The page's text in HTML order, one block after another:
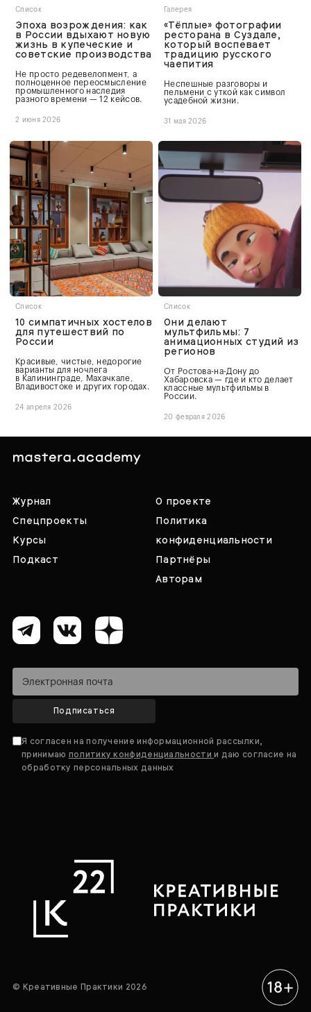
Список
Эпоха возрождения: как
в России вдыхают новую
жизнь в купеческие и
советские производства
Не просто редевелопмент, а
полноценное переосмысление
промышленного наследия
разного времени — 12 кейсов.
2 июня 2026
Галерея
«Тёплые» фотографии
ресторана в Суздале,
который воспевает
традицию русского
чаепития
Неспешные разговоры и
пельмени с уткой как символ
усадебной жизни.
31 мая 2026
Список
10 симпатичных хостелов
для путешествий по
России
Красивые, чистые, недорогие
варианты для ночлега
в Калининграде, Махачкале,
Владивостоке и других городах.
24 апреля 2026
Список
Они делают
мультфильмы: 7
анимационных студий из
регионов
От Ростова-на-Дону до
Хабаровска — где и кто делает
классные мультфильмы в
России.
20 февраля 2026
Журнал
Спецпроекты
Курсы
Подкаст
О проекте
Политика
конфиденциальности
Партнёры
Авторам
Подписаться
Я согласен на получение информационной рассылки,
принимаю политику конфиденциальностии даю согласие на
обработку персональных данных
© Креативные Практики 2026